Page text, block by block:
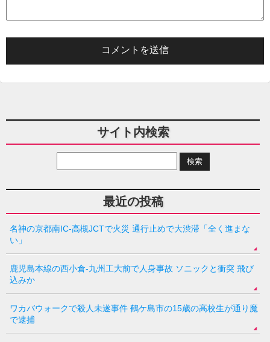
サイト内検索
最近の投稿
名神の京都南IC-高槻JCTで火災 通行止めで大渋滞「全く進まな
い」
鹿児島本線の西小倉-九州工大前で人身事故 ソニックと衝突 飛び
込みか
ワカバウォークで殺人未遂事件 鶴ケ島市の15歳の高校生が通り魔
で逮捕